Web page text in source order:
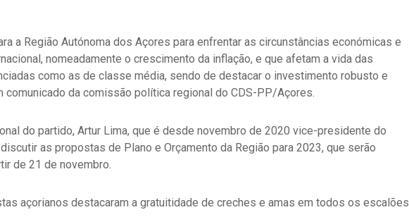
a Região Autónoma dos Açores para enfrentar as circunstâncias económicas e
nomeadamente o crescimento da inflação, e que afetam a vida das
como as de classe média, sendo de destacar o investimento robusto e
comunicado da comissão política regional do CDS-PP/Açores.
do partido, Artur Lima, que é desde novembro de 2020 vice-presidente do
as propostas de Plano e Orçamento da Região para 2023, que serão
de 21 de novembro.
açorianos destacaram a gratuitidade de creches e amas em todos os escalões.